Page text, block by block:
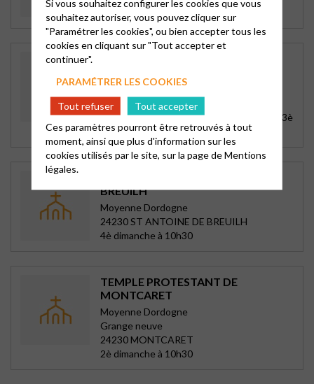
2è et 4è samedis à 16h
20 bis rue Antoine Gadaud
24000 PERIGUEUX
Dimanche à 10h30, sainte cène les 1er et 3è
dimanches
BREUILH
Moyenne Dordogne
24230 ST ANTOINE DE BREUILH
4è dimanche à 10h30
TEMPLE PROTESTANT DE
MONTCARET
Moyenne Dordogne
Grange neuve
24230 MONTCARET
2è dimanche à 10h30
Si vous souhaitez configurer les cookies que vous
souhaitez autoriser, vous pouvez cliquer sur
"Paramétrer les cookies", ou bien accepter tous les
cookies en cliquant sur "Tout accepter et
continuer".
PARAMÉTRER LES COOKIES
Tout refuser
Tout accepter
Ces paramètres pourront être retrouvés à tout
moment, ainsi que plus d'information sur les
cookies utilisés par le site, sur la page deMentions
légales.